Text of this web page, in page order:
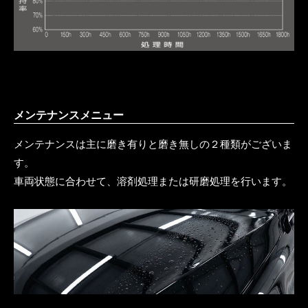
メンテナンスメニュー
メンテナンスは主に磨き有りと磨き無しの２種類がございま
す。
車両状態に合わせて、溶剤処理または研磨処理を行います。